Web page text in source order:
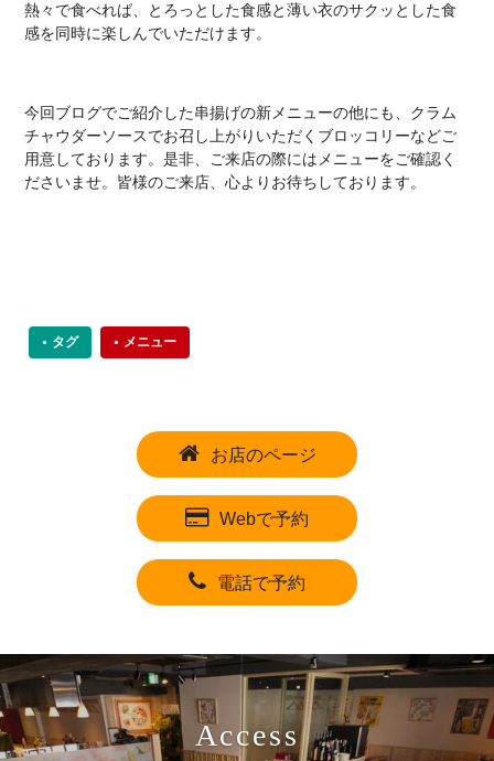
熱々で食べれば、とろっとした食感と薄い衣のサクッとした食
感を同時に楽しんでいただけます。
今回ブログでご紹介した串揚げの新メニューの他にも、クラム
チャウダーソースでお召し上がりいただくブロッコリーなどご
用意しております。是非、ご来店の際にはメニューをご確認く
ださいませ。皆様のご来店、心よりお待ちしております。
タグ メニュー
お店のページ
Webで予約
電話で予約
Access